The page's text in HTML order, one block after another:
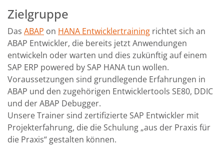
Zielgruppe
Das ABAP on HANA Entwicklertraining richtet sich an
ABAP Entwickler, die bereits jetzt Anwendungen
entwickeln oder warten und dies zukünftig auf einem
SAP ERP powered by SAP HANA tun wollen.
Voraussetzungen sind grundlegende Erfahrungen in
ABAP und den zugehörigen Entwicklertools SE80, DDIC
und der ABAP Debugger.
Unsere Trainer sind zertifizierte SAP Entwickler mit
Projekterfahrung, die die Schulung „aus der Praxis für
die Praxis“ gestalten können.